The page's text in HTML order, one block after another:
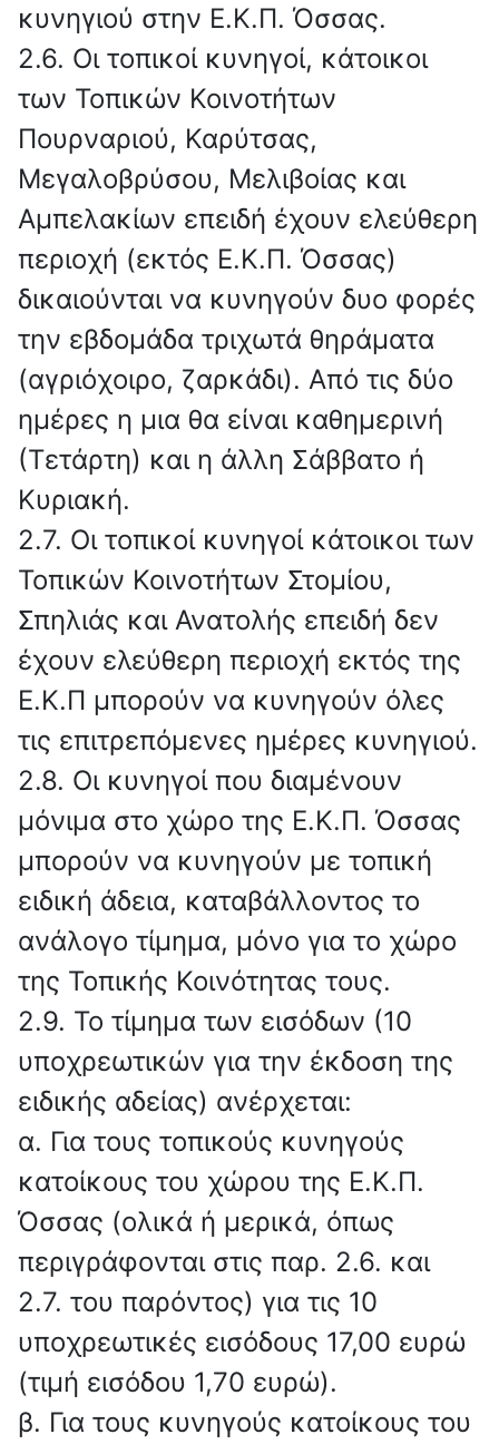
κυνηγιού στην Ε.Κ.Π. Όσσας.
2.6. Οι τοπικοί κυνηγοί, κάτοικοι
των Τοπικών Κοινοτήτων
Πουρναριού, Καρύτσας,
Μεγαλοβρύσου, Μελιβοίας και
Αμπελακίων επειδή έχουν ελεύθερη
περιοχή (εκτός Ε.Κ.Π. Όσσας)
δικαιούνται να κυνηγούν δυο φορές
την εβδομάδα τριχωτά θηράματα
(αγριόχοιρο, ζαρκάδι). Από τις δύο
ημέρες η μια θα είναι καθημερινή
(Τετάρτη) και η άλλη Σάββατο ή
Κυριακή.
2.7. Οι τοπικοί κυνηγοί κάτοικοι των
Τοπικών Κοινοτήτων Στομίου,
Σπηλιάς και Ανατολής επειδή δεν
έχουν ελεύθερη περιοχή εκτός της
Ε.Κ.Π μπορούν να κυνηγούν όλες
τις επιτρεπόμενες ημέρες κυνηγιού.
2.8. Οι κυνηγοί που διαμένουν
μόνιμα στο χώρο της Ε.Κ.Π. Όσσας
μπορούν να κυνηγούν με τοπική
ειδική άδεια, καταβάλλοντος το
ανάλογο τίμημα, μόνο για το χώρο
της Τοπικής Κοινότητας τους.
2.9. Το τίμημα των εισόδων (10
υποχρεωτικών για την έκδοση της
ειδικής αδείας) ανέρχεται:
α. Για τους τοπικούς κυνηγούς
κατοίκους του χώρου της Ε.Κ.Π.
Όσσας (ολικά ή μερικά, όπως
περιγράφονται στις παρ. 2.6. και
2.7. του παρόντος) για τις 10
υποχρεωτικές εισόδους 17,00 ευρώ
(τιμή εισόδου 1,70 ευρώ).
β. Για τους κυνηγούς κατοίκους του